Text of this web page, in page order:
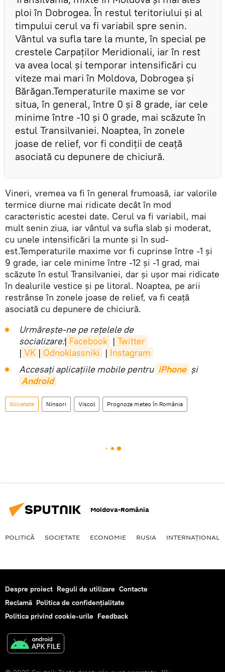
ploi în Dobrogea. În restul teritoriului și al
timpului cerul va fi variabil spre senin.
Vântul va sufla tare la munte, în special pe
crestele Carpaților Meridionali, iar în rest
va avea local și temporar intensificări cu
viteze mai mari în Moldova, Dobrogea și
Bărăgan.Temperaturile maxime se vor
situa, în general, între 0 și 8 grade, iar cele
minime între -10 și 0 grade, mai scăzute în
estul Transilvaniei. Noaptea, în zonele
joase de relief, vor fi condiții de ceață
asociată cu depunere de chiciură.
Vineri, vremea va fi în general frumoasă, iar valorile
termice diurne mai ridicate decât în mod
caracteristic acestei date. Cerul va fi variabil, mai
mult senin ziua, iar vântul va sufla slab și moderat,
cu unele intensificări la munte și în sud-
est.Temperaturile maxime vor fi cuprinse între -1 și
9 grade, iar cele minime între -12 și -1 grad, mai
scăzute în estul Transilvaniei, dar și ușor mai ridicate
în dealurile vestice și pe litoral. Noaptea, pe arii
restrânse în zonele joase de relief, va fi ceață
asociată cu depunere de chiciură.
Urmărește-ne pe rețelele de
socializare:| Facebook | Twitter
| VK | Odnoklassniki | Instagram
Accesaţi aplicaţiile mobile pentru iPhone și
Android
Societate Ninsori Viscol Prognoza meteo în România
Moldova-România
POLITICĂ SOCIETATE ECONOMIE RUSIA INTERNAŢIONAL
Despre proiect Reguli de utilizare Contacte
Reclamă Politica de confidențialitate
Politica privind cookie-urile Feedback